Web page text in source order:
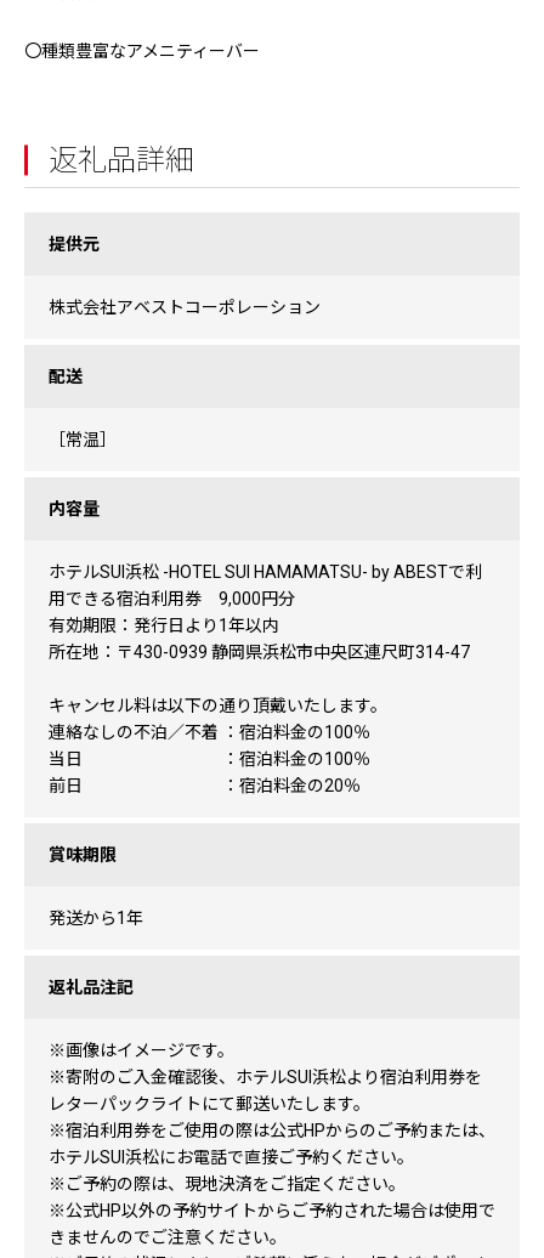
〇種類豊富なアメニティーバー
返礼品詳細
提供元
株式会社アベストコーポレーション
配送
［常温］
内容量
ホテルSUI浜松 -HOTEL SUI HAMAMATSU- by ABESTで利
用できる宿泊利用券 9,000円分
有効期限：発行日より1年以内
所在地：〒430-0939 静岡県浜松市中央区連尺町314-47
キャンセル料は以下の通り頂戴いたします。
連絡なしの不泊／不着 ：宿泊料金の100％
当日 ：宿泊料金の100％
前日 ：宿泊料金の20％
賞味期限
発送から1年
返礼品注記
※画像はイメージです。
※寄附のご入金確認後、ホテルSUI浜松より宿泊利用券を
レターパックライトにて郵送いたします。
※宿泊利用券をご使用の際は公式HPからのご予約または、
ホテルSUI浜松にお電話で直接ご予約ください。
※ご予約の際は、現地決済をご指定ください。
※公式HP以外の予約サイトからご予約された場合は使用で
きませんのでご注意ください。